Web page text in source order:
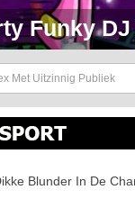
Mark
Met Uitzinnig Publiek